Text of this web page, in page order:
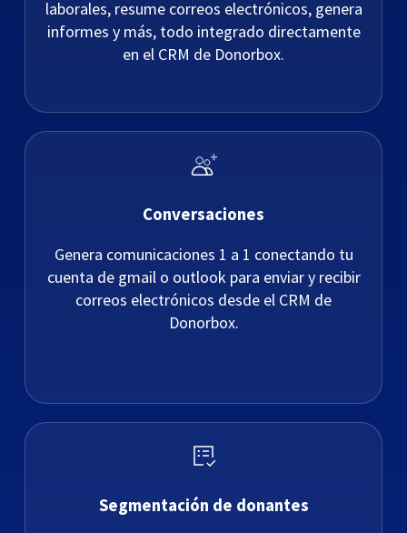
laborales, resume correos electrónicos, genera
informes y más, todo integrado directamente
en el CRM de Donorbox.
Conversaciones
Genera comunicaciones 1 a 1 conectando tu
cuenta de gmail o outlook para enviar y recibir
correos electrónicos desde el CRM de
Donorbox.
Segmentación de donantes